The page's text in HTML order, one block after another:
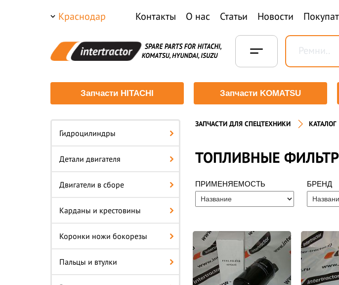
Краснодар Контакты О нас Статьи Новости
Запчасти HITACHI Запчасти KOMATSU
Гидроцилиндры
Детали двигателя
Двигатели в сборе
Карданы и крестовины
Коронки ножи бокорезы
Пальцы и втулки
ЗАПЧАСТИ ДЛЯ СПЕЦТЕХНИКИ КАТАЛОГ
ТОПЛИВНЫЕ
ПРИМЕНЯЕМОСТЬ БРЕНД